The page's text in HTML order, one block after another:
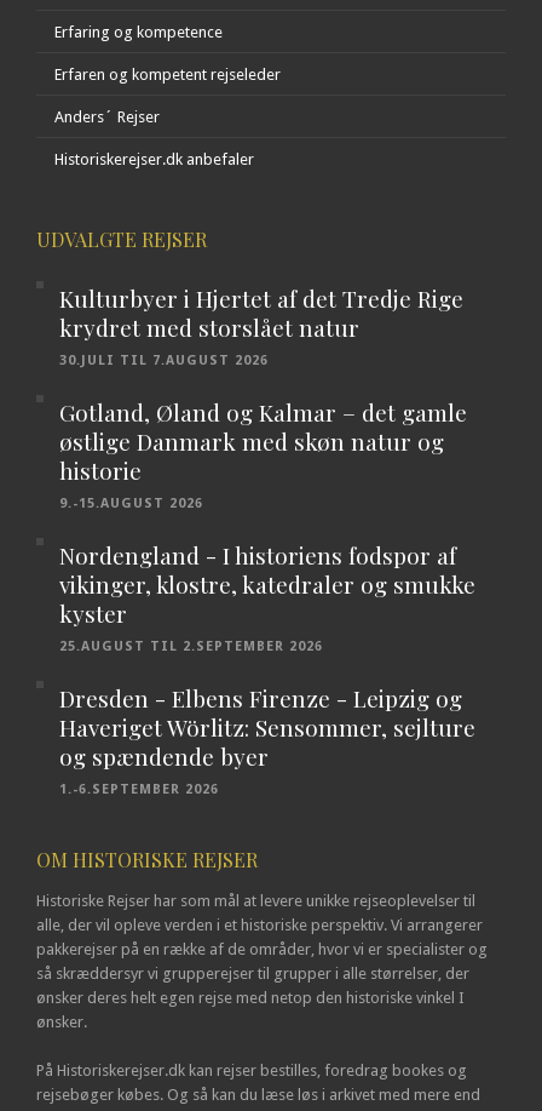
Erfaring og kompetence
Erfaren og kompetent rejseleder
Anders´ Rejser
Historiskerejser.dk anbefaler
UDVALGTE REJSER
Kulturbyer i Hjertet af det Tredje Rige
krydret med storslået natur
30.JULI TIL 7.AUGUST 2026
Gotland, Øland og Kalmar – det gamle
østlige Danmark med skøn natur og
historie
9.-15.AUGUST 2026
Nordengland - I historiens fodspor af
vikinger, klostre, katedraler og smukke
kyster
25.AUGUST TIL 2.SEPTEMBER 2026
Dresden - Elbens Firenze - Leipzig og
Haveriget Wörlitz: Sensommer, sejlture
og spændende byer
1.-6.SEPTEMBER 2026
OM HISTORISKE REJSER
Historiske Rejser har som mål at levere unikke rejseoplevelser til
alle, der vil opleve verden i et historiske perspektiv. Vi arrangerer
pakkerejser på en række af de områder, hvor vi er specialister og
så skræddersyr vi grupperejser til grupper i alle størrelser, der
ønsker deres helt egen rejse med netop den historiske vinkel I
ønsker.
På Historiskerejser.dk kan rejser bestilles, foredrag bookes og
rejsebøger købes. Og så kan du læse løs i arkivet med mere end